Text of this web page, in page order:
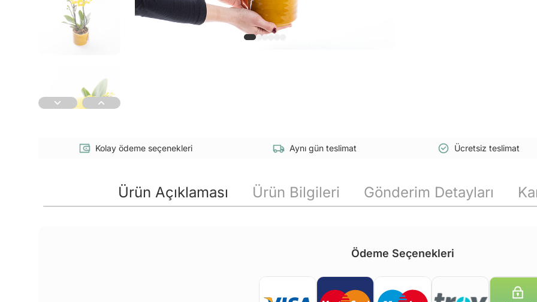
Kolay ödeme seçenekleri Aynı gün teslimat Ücretsiz teslimat
Ürün Açıklaması Ürün Bilgileri Gönderim Detayları
Ödeme Seçenekleri